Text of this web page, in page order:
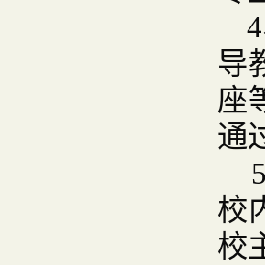
导
座
通
校
校